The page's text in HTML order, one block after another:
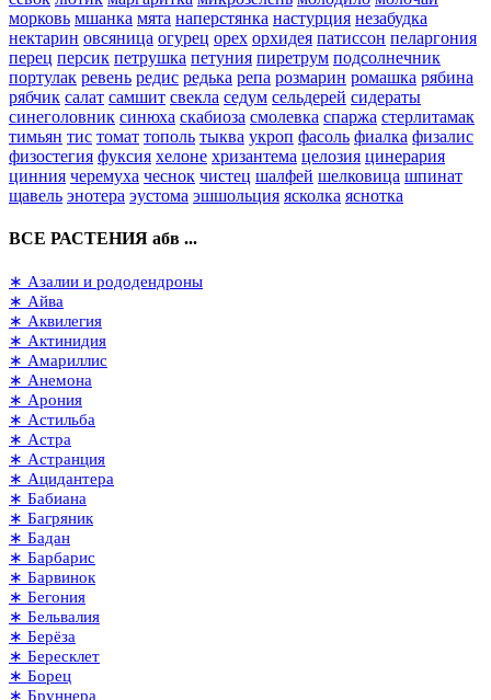
морковь мшанка мята наперстянка настурция незабудка
нектарин овсяница огурец орех орхидея патиссон пеларгония
перец персик петрушка петуния пиретрум подсолнечник
портулак ревень редис редька репа розмарин ромашка рябина
рябчик салат самшит свекла седум сельдерей сидераты
синеголовник синюха скабиоза смолевка спаржа стерлитамак
тимьян тис томат тополь тыква укроп фасоль фиалка физалис
физостегия фуксия хелоне хризантема целозия цинерария
цинния черемуха чеснок чистец шалфей шелковица шпинат
щавель энотера эустома эшшольция ясколка яснотка
ВСЕ РАСТЕНИЯ абв ...
∗ Азалии и рододендроны
∗ Айва
∗ Аквилегия
∗ Актинидия
∗ Амариллис
∗ Анемона
∗ Арония
∗ Астильба
∗ Астра
∗ Астранция
∗ Ацидантера
∗ Бабиана
∗ Багряник
∗ Бадан
∗ Барбарис
∗ Барвинок
∗ Бегония
∗ Бельвалия
∗ Берёза
∗ Бересклет
∗ Борец
∗ Бруннера